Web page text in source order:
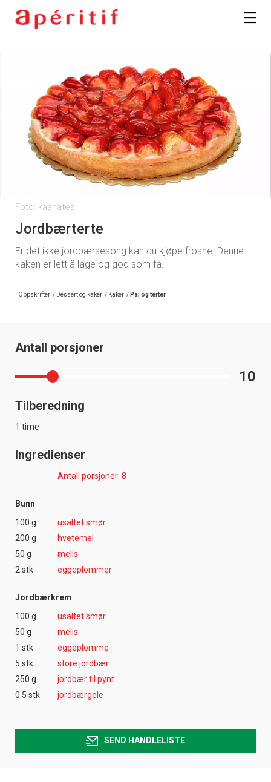
Foto: kaanates
Jordbærterte
Er det ikke jordbærsesong kan du kjøpe frosne. Denne
kaken er lett å lage og god som få.
Oppskrifter / Dessert og kaker / Kaker / Pai og terter
Antall porsjoner
10
Tilberedning
1 time
Ingredienser
Antall porsjoner: 8
Bunn
100 g
usaltet smør
200 g
hvetemel
50 g
melis
2 stk
eggeplommer
Jordbærkrem
100 g
usaltet smør
50 g
melis
1 stk
eggeplomme
5 stk
store jordbær
250 g
jordbær til pynt
0.5 stk
jordbærgele
SEND HANDLELISTE